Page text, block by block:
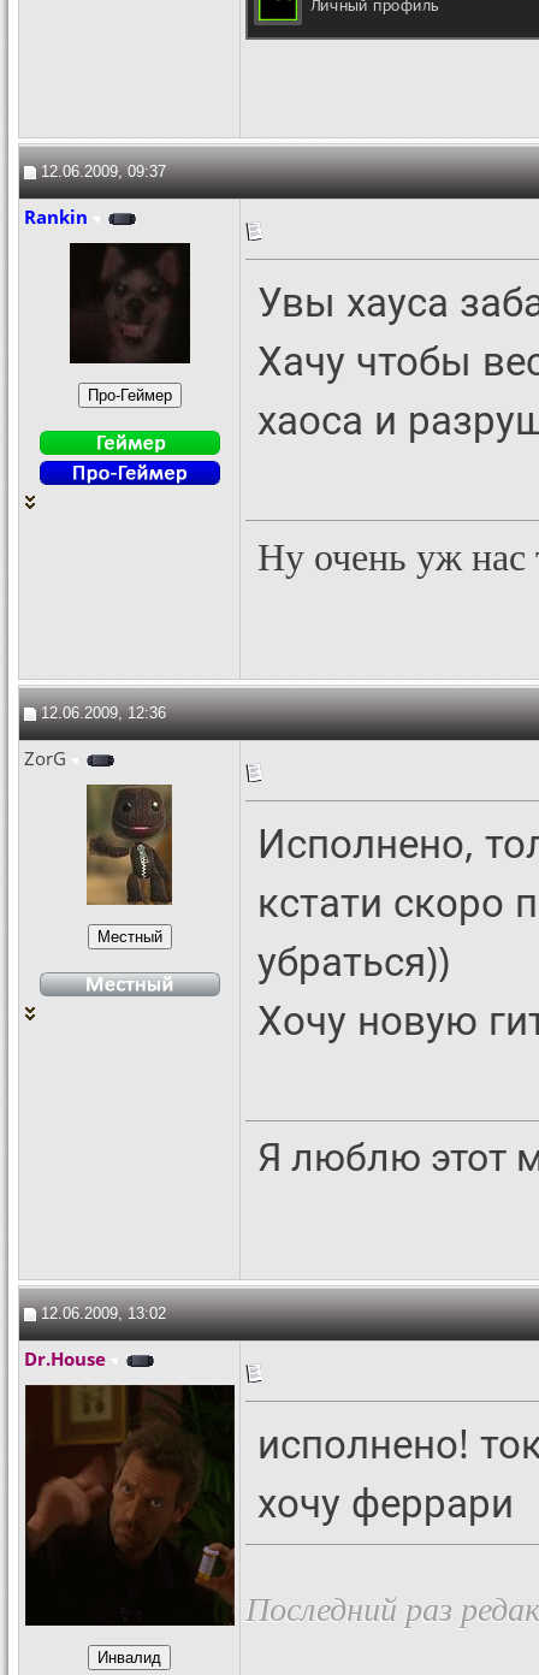
12.06.2009, 09:37
Rankin
Увы хауса
Хачу чтобы
хаоса и
Ну очень уж нас
12.06.2009, 12:36
ZorG
Исполнено,
кстати скоро
убраться))
Хочу новую
Я люблю этот
12.06.2009, 13:02
Dr.House
исполнено!
хочу феррари
Последний раз